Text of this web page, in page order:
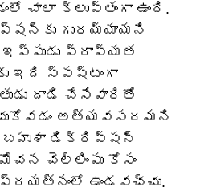
చాలా క్లుప్తంగా ఉంది.
గురయ్యాయని
ప్రాప్యత
ఇది స్పష్టంగా
దాడి చేసేవారితో
అత్యవసరమని
బహుశా డిక్రిప్షన్
చెల్లింపు కోసం
ఉండవచ్చు.